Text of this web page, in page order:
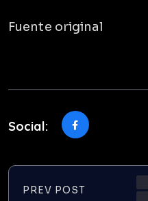
Fuente original
Social:
PREV POST